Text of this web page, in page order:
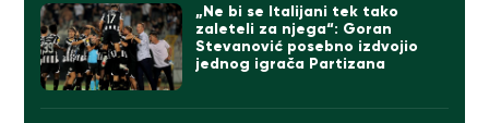
„Ne bi se Italijani tek tako
zaleteli za njega“: Goran
Stevanović posebno izdvojio
jednog igrača Partizana